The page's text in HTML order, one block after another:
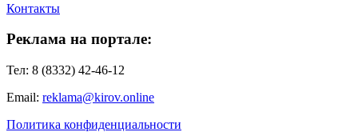
Контакты
Реклама на портале:
Тел: 8 (8332) 42-46-12
Email: reklama@kirov.online
Политика конфиденциальности